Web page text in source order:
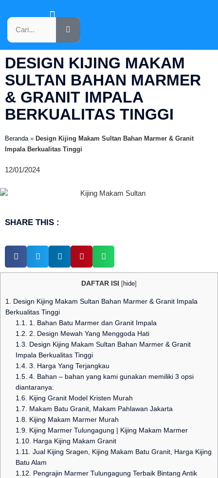
DESIGN KIJING MAKAM
SULTAN BAHAN MARMER
& GRANIT IMPALA
BERKUALITAS TINGGI
Beranda» Design Kijing Makam Sultan Bahan Marmer & Granit
Impala Berkualitas Tinggi
12/01/2024
SHARE THIS :
DAFTAR ISI [hide]
1. Design Kijing Makam Sultan Bahan Marmer & Granit Impala
Berkualitas Tinggi
1.1. 1. Bahan Batu Marmer dan Granit Impala
1.2. 2. Design Mewah Yang Menggoda Hati
1.3. Design Kijing Makam Sultan Bahan Marmer & Granit
Impala Berkualitas Tinggi
1.4. 3. Harga Yang Terjangkau
1.5. 4. Bahan – bahan yang kami gunakan memiliki 3 opsi
diantaranya:
1.6. Kijing Granit Model Kristen Murah
1.7. Makam Batu Granit, Makam Pahlawan Jakarta
1.8. Kijing Makam Marmer Murah
1.9. Kijing Marmer Tulungagung | Kijing Makam Marmer
1.10. Harga Kijing Makam Granit
1.11. Jual Kijing Sragen, Kijing Makam Batu Granit, Harga Kijing
Batu Alam
1.12. Pengrajin Marmer Tulungagung Terbaik Bintang Antik